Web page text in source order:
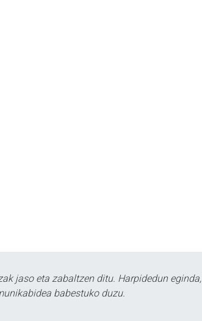
jaso eta zabaltzen ditu. Harpidedun eginda,
babestuko duzu.